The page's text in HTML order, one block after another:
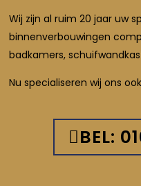
Wij zijn al ruim 20 jaar uw
binnenverbouwingen
badkamers,
Nu specialiseren wij ons
BEL: